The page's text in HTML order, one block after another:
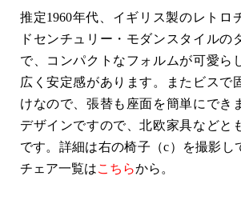
推定1960年代、イギリス製のレトロ
ドセンチュリー・モダンスタイルの
で、コンパクトなフォルムが可愛ら
広く安定感があります。またビスで
けなので、張替も座面を簡単にでき
デザインですので、北欧家具などと
です。詳細は右の椅子（c）を撮影し
チェア一覧はこちらから。